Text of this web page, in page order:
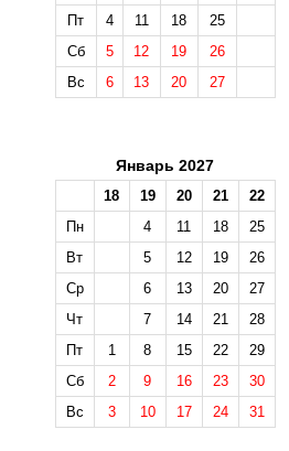
Пт
4 11 18
25
Сб
5 12 19
26
Вс
6 13 20 27
Январь 2027
18 19 20 21
22
Пн
4 11 18
25
Вт
5 12 19
26
Ср
6 13 20
27
Чт
7 14 21
28
Пт
1 8 15 22
29
Сб
2 9 16 23
30
Вс
3 10 17 24 31